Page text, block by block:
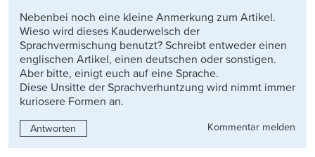
Nebenbei noch eine kleine Anmerkung zum Artikel.
Wieso wird dieses Kauderwelsch der
Sprachvermischung benutzt? Schreibt entweder einen
englischen Artikel, einen deutschen oder sonstigen.
Aber bitte, einigt euch auf eine Sprache.
Diese Unsitte der Sprachverhuntzung wird nimmt immer
kuriosere Formen an.
Antworten Kommentar melden